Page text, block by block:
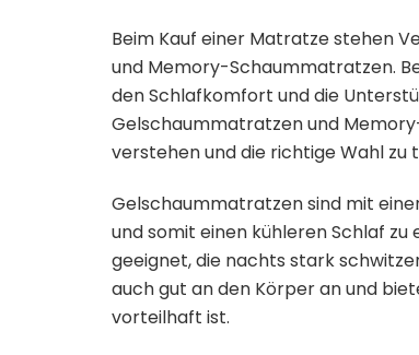
Beim Kauf einer Matratze stehen
und Memory-Schaummatratzen.
den Schlafkomfort und die
Gelschaummatratzen und
verstehen und die richtige Wahl zu
Gelschaummatratzen sind mit
und somit einen kühleren Schlaf
geeignet, die nachts stark
auch gut an den Körper an und
vorteilhaft ist.